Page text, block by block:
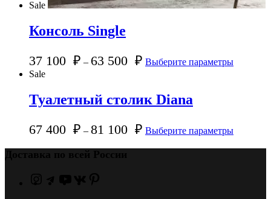
Sale
Консоль Single
37 100 ₽ – 63 500 ₽ Выберите параметры
Sale
Туалетный столик Diana
67 400 ₽ – 81 100 ₽ Выберите параметры
Доставка по всей России